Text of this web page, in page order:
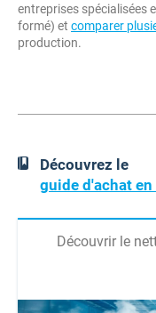
entreprises spécialisées
formé) et comparer
production.
Découvrez le
guide d'achat
Découvrir le